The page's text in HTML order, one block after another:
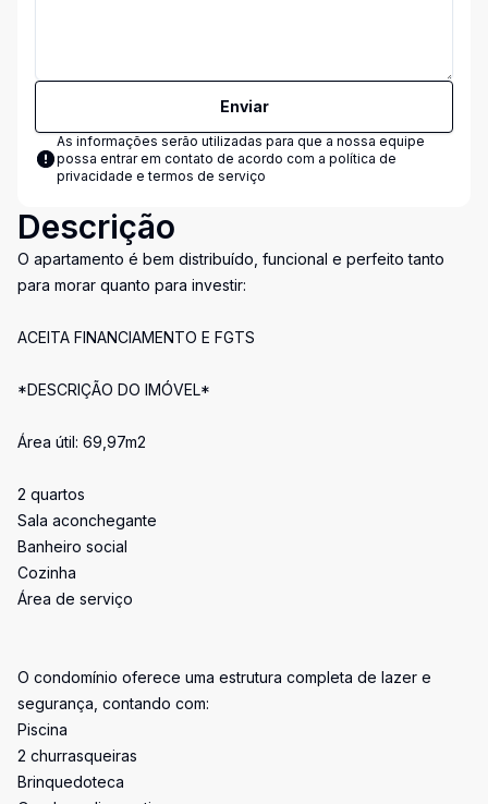
Enviar
As informações serão utilizadas para que a nossa equipe
possa entrar em contato de acordo com a política de
privacidade e termos de serviço
Descrição
O apartamento é bem distribuído, funcional e perfeito tanto
para morar quanto para investir:
ACEITA FINANCIAMENTO E FGTS
*DESCRIÇÃO DO IMÓVEL*
Área útil: 69,97m2
2 quartos
Sala aconchegante
Banheiro social
Cozinha
Área de serviço
O condomínio oferece uma estrutura completa de lazer e
segurança, contando com:
Piscina
2 churrasqueiras
Brinquedoteca